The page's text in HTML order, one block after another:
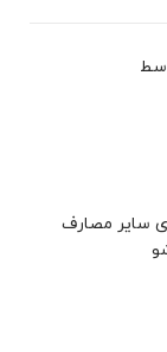
سایر مصارف